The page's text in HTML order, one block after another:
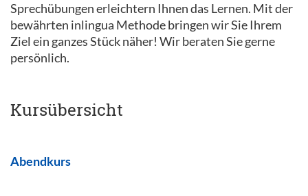
Sprechübungen erleichtern Ihnen das Lernen. Mit der
bewährten inlingua Methode bringen wir Sie Ihrem
Ziel ein ganzes Stück näher! Wir beraten Sie gerne
persönlich.
Kursübersicht
Abendkurs